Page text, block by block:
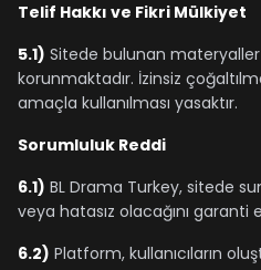
Telif Hakkı ve Fikri Mülkiyet
5.1) Sitede bulunan
korunmaktadır. İzinsiz
amaçla kullanılması yasaktır.
Sorumluluk Reddi
6.1) BL Drama Turkey, sitede
veya hatasız olacağını garanti
6.2) Platform, kullanıcıların